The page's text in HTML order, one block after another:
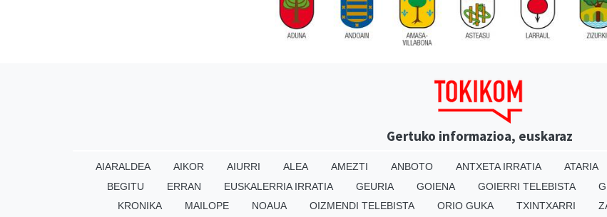
Gertuko informazioa, euskaraz
AIARALDEA AIKOR AIURRI ALEA AMEZTI ANBOTO ANTXETA IRRATIA ATARIA
BEGITU
ERRAN EUSKALERRIA IRRATIA GEURIA GOIENA GOIERRI TELEBISTA
KRONIKA
MAILOPE NOAUA OIZMENDI TELEBISTA ORIO GUKA TXINTXARRI